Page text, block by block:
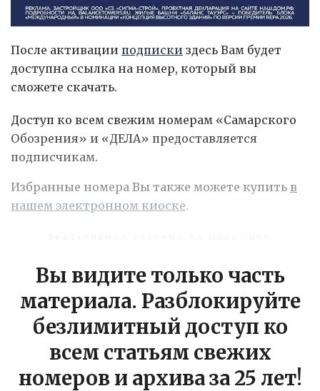
После активации подписки здесь Вам будет
доступна ссылка на номер, который вы
сможете скачать.
Доступ ко всем свежим номерам «Самарского
Обозрения» и «ДЕЛА» предоставляется
подписчикам.
Избранные номера Вы также можете купить в
нашем электронном киоске.
Вы видите только часть
материала. Разблокируйте
безлимитный доступ ко
всем статьям свежих
номеров и архива за 25 лет!